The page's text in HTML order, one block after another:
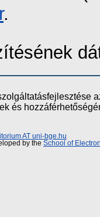
.
és
AT uni-bge.hu
by the School of